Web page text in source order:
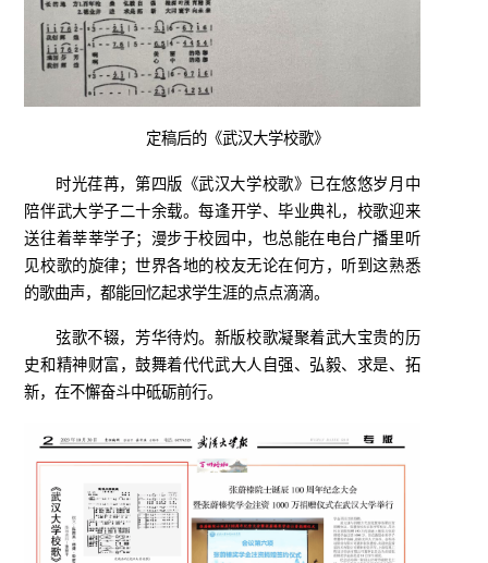
定稿后的《武汉大学校歌》
时光荏苒，第四版《武汉大学校歌》已在悠悠岁月中
陪伴武大学子二十余载。每逢开学、毕业典礼，校歌迎来
送往着莘莘学子；漫步于校园中，也总能在电台广播里听
见校歌的旋律；世界各地的校友无论在何方，听到这熟悉
的歌曲声，都能回忆起求学生涯的点点滴滴。
弦歌不辍，芳华待灼。新版校歌凝聚着武大宝贵的历
史和精神财富，鼓舞着代代武大人自强、弘毅、求是、拓
新，在不懈奋斗中砥砺前行。